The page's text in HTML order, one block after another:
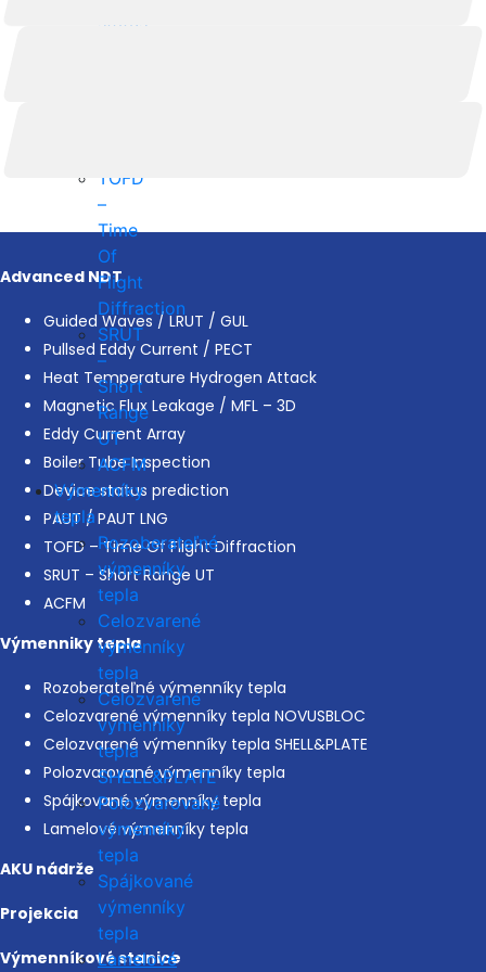
status
TOFD
–
Time
Of
Flight
Diffraction
SRUT
–
Short
Range
UT
ACFM
Výmenníky
tepla
Rozoberateľné
výmenníky
tepla
Celozvarené
výmenníky
tepla
Celozvarené
výmenníky
tepla
SHELL&PLATE
Polozvarované
výmenníky
tepla
Spájkované
výmenníky
tepla
Lamelové
Advanced NDT
Guided Waves / LRUT / GUL
Pullsed Eddy Current / PECT
Heat Temperature Hydrogen Attack
Magnetic Flux Leakage / MFL – 3D
Eddy Current Array
Boiler Tube Inspection
Device status prediction
PAUT / PAUT LNG
TOFD – Time Of Flight Diffraction
SRUT – Short Range UT
ACFM
Výmenniky tepla
Rozoberateľné výmenníky tepla
Celozvarené výmenníky tepla NOVUSBLOC
Celozvarené výmenníky tepla SHELL&PLATE
Polozvarované výmenníky tepla
Spájkované výmenníky tepla
Lamelové výmenníky tepla
AKU nádrže
Projekcia
Výmenníkové stanice